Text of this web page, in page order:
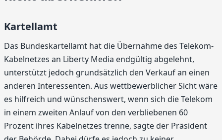
Kartellamt
Das Bundeskartellamt hat die Übernahme des Telekom-
Kabelnetzes an Liberty Media endgültig abgelehnt,
unterstützt jedoch grundsätzlich den Verkauf an einen
anderen Interessenten. Aus wettbewerblicher Sicht wäre
es hilfreich und wünschenswert, wenn sich die Telekom
in einem zweiten Anlauf von den verbliebenen 60
Prozent ihres Kabelnetzes trenne, sagte der Präsident